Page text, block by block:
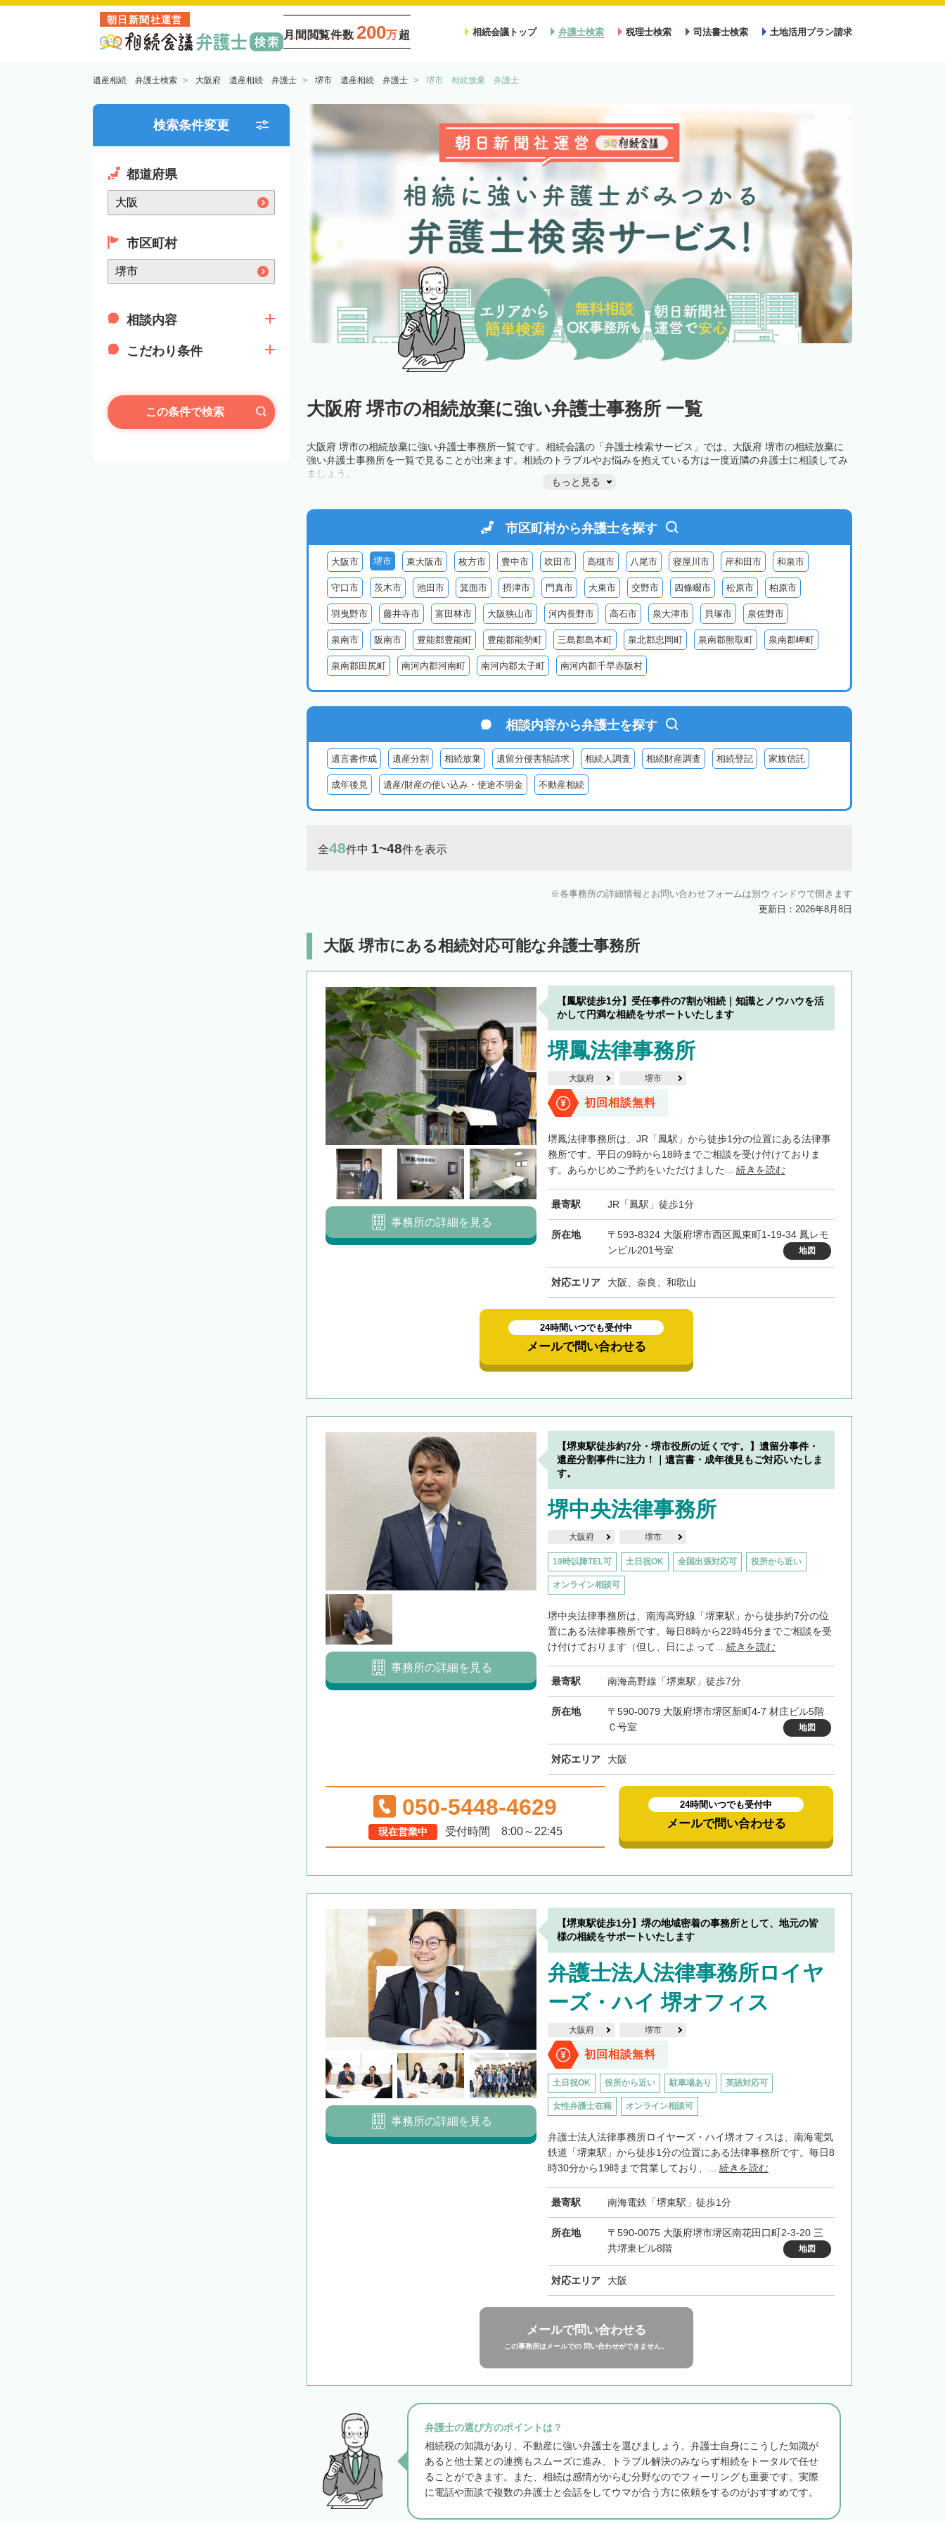
朝日新聞社運営
月間閲覧件数 200万超 相続会議トップ 弁護士検索 税理士検索 司法書士検索 土地活用プラン請求
遺産相続 弁護士検索 大阪府 遺産相続 弁護士 堺市 遺産相続 弁護士 堺市 相続放棄 弁護士
検索条件変更
都道府県
市区町村
相談内容
こだわり条件
この条件で検索 大阪府 堺市の相続放棄に強い弁護士事務所 一覧
大阪府 堺市の相続放棄に強い弁護士事務所一覧です。相続会議の「弁護士検索サービス」では、大阪府 堺市の相続放棄に
強い弁護士事務所を一覧で見ることが出来ます。相続のトラブルやお悩みを抱えている方は一度近隣の弁護士に相談してみ
ましょう。
もっと見る
市区町村から弁護士を探す
大阪市 堺市 東大阪市 枚方市 豊中市 吹田市 高槻市 八尾市 寝屋川市 岸和田市 和泉市
守口市 茨木市 池田市 箕面市 摂津市 門真市 大東市 交野市 四條畷市 松原市 柏原市
羽曳野市 藤井寺市 富田林市 大阪狭山市 河内長野市 高石市 泉大津市 貝塚市 泉佐野市
泉南市 阪南市 豊能郡豊能町 豊能郡能勢町 三島郡島本町 泉北郡忠岡町 泉南郡熊取町 泉南郡岬町
泉南郡田尻町 南河内郡河南町 南河内郡太子町 南河内郡千早赤阪村
相談内容から弁護士を探す
遺言書作成 遺産分割 相続放棄 遺留分侵害額請求 相続人調査 相続財産調査 相続登記 家族信託
成年後見 遺産/財産の使い込み・使途不明金 不動産相続
全48件中 1~48件を表示
各事務所の詳細情報とお問い合わせフォームは別ウィンドウで開きます
更新日：2026年8月8日
大阪 堺市にある相続対応可能な弁護士事務所
【鳳駅徒歩1分】受任事件の7割が相続｜知識とノウハウを活
かして円満な相続をサポートいたします
堺鳳法律事務所
大阪府 堺市
初回相談無料
堺鳳法律事務所は、JR「鳳駅」から徒歩1分の位置にある法律事
務所です。平日の9時から18時までご相談を受け付けておりま
す。あらかじめご予約をいただけました... 続きを読む
最寄駅 JR「鳳駅」徒歩1分
所在地
〒593-8324 大阪府堺市西区鳳東町1-19-34 鳳レモ
ンビル201号室
地図
対応エリア 大阪、奈良、和歌山
事務所の詳細を見る
24時間いつでも受付中
メールで問い合わせる
【堺東駅徒歩約7分・堺市役所の近くです。】遺留分事件・
遺産分割事件に注力！｜遺言書・成年後見もご対応いたしま
す。
堺中央法律事務所
大阪府 堺市
19時以降TEL可 土日祝OK 全国出張対応可 役所から近い
オンライン相談可
堺中央法律事務所は、南海高野線「堺東駅」から徒歩約7分の位
置にある法律事務所です。毎日8時から22時45分までご相談を受
け付けております（但し、日によって... 続きを読む
最寄駅 南海高野線「堺東駅」徒歩7分
所在地
〒590-0079 大阪府堺市堺区新町4-7 材庄ビル5階
Ｃ号室
地図
対応エリア 大阪
事務所の詳細を見る
050-5448-4629
現在営業中 受付時間 8:00～22:45
24時間いつでも受付中
メールで問い合わせる
【堺東駅徒歩1分】堺の地域密着の事務所として、地元の皆
様の相続をサポートいたします
弁護士法人法律事務所ロイヤ
ーズ・ハイ 堺オフィス
大阪府 堺市
初回相談無料
土日祝OK 役所から近い 駐車場あり 英語対応可
女性弁護士在籍 オンライン相談可
弁護士法人法律事務所ロイヤーズ・ハイ堺オフィスは、南海電気
鉄道「堺東駅」から徒歩1分の位置にある法律事務所です。毎日8
時30分から19時まで営業しており、... 続きを読む
最寄駅 南海電鉄「堺東駅」徒歩1分
所在地
〒590-0075 大阪府堺市堺区南花田口町2-3-20 三
共堺東ビル8階
地図
対応エリア 大阪
事務所の詳細を見る
メールで問い合わせる
この事務所はメールでの 問い合わせができません。
弁護士の選び方のポイントは？
相続税の知識があり、不動産に強い弁護士を選びましょう。弁護士自身にこうした知識が
あると他士業との連携もスムーズに進み、トラブル解決のみならず相続をトータルで任せ
ることができます。また、相続は感情がからむ分野なのでフィーリングも重要です。実際
に電話や面談で複数の弁護士と会話をしてウマが合う方に依頼をするのがおすすめです。